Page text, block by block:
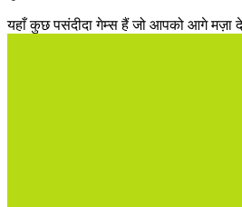
यहाँ कुछ पसंदीदा गेम्स हैं जो आपको आगे मज़ा